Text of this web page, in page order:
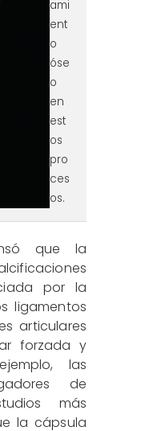
ami
ent
o
óse
o
en
est
os
pro
ces
os.
que la
por la
ligamentos
articulares
forzada y
las
de
más
la cápsula